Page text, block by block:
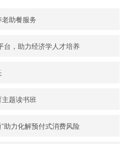
助餐服务
台，助力经济学人才培养
题读书班
助力化解预付式消费风险